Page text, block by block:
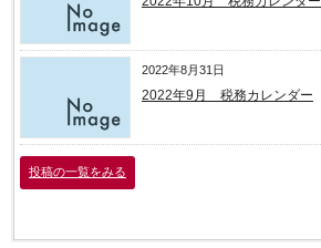
2022年8月31日
2022年9月 税務カレンダー
投稿の一覧をみる